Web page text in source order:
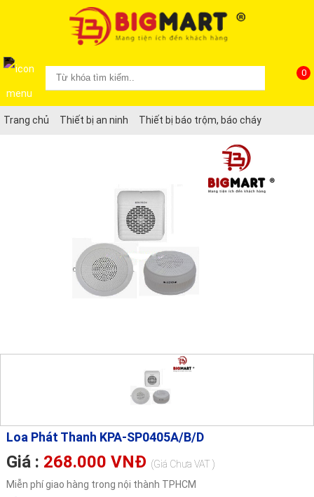
0
Trang chủ Thiết bị an ninh Thiết bị báo trộm, báo cháy
Loa Phát Thanh KPA-SP0405A/B/D
Giá : 268.000 VNĐ (Giá Chưa VAT )
Miễn phí giao hàng trong nội thành TPHCM